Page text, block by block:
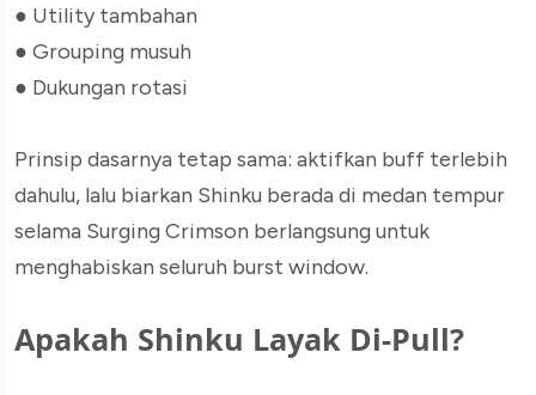
● Utility tambahan
● Grouping musuh
● Dukungan rotasi
Prinsip dasarnya tetap sama: aktifkan buff terlebih
dahulu, lalu biarkan Shinku berada di medan tempur
selama Surging Crimson berlangsung untuk
menghabiskan seluruh burst window.
Apakah Shinku Layak Di-Pull?